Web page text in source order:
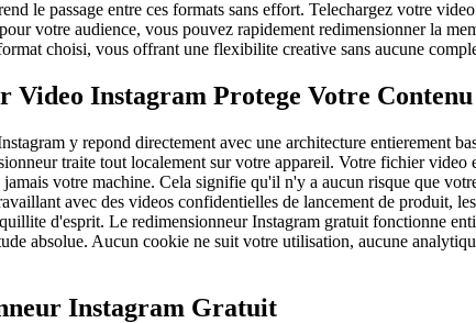
le passage entre ces formats sans effort. Telechargez votre
votre audience, vous pouvez rapidement redimensionner la
choisi, vous offrant une flexibilite creative sans aucune
Video Instagram Protege Votre Contenu
y repond directement avec une architecture entierement
traite tout localement sur votre appareil. Votre fichier video
votre machine. Cela signifie qu'il n'y a aucun risque que
avec des videos confidentielles de lancement de produit,
d'esprit. Le redimensionneur Instagram gratuit fonctionne
absolue. Aucun cookie ne suit votre utilisation, aucune
Instagram Gratuit